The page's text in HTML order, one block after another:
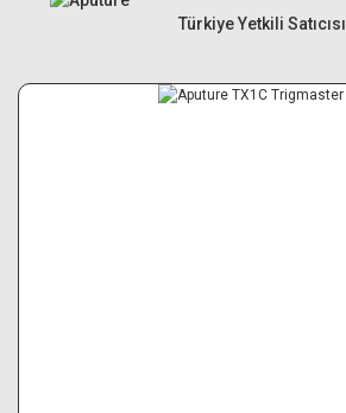
Türkiye Yetkili Satıcısı